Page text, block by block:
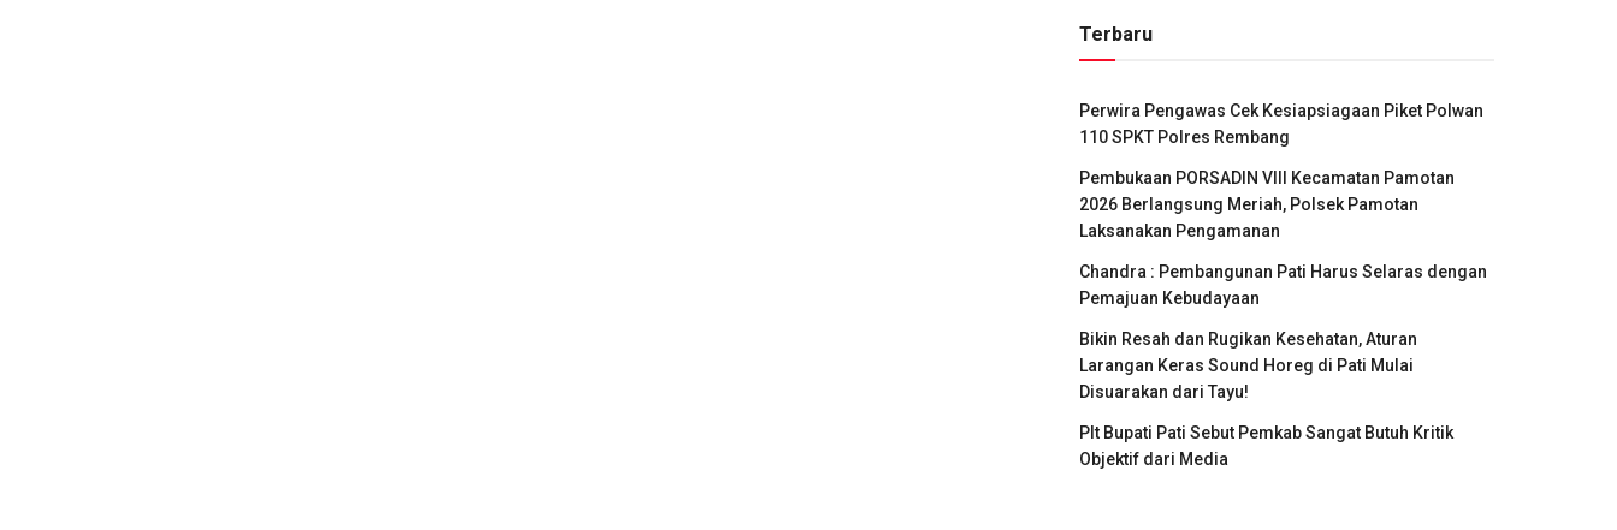
Terbaru
Perwira Pengawas Cek Kesiapsiagaan Piket Polwan
110 SPKT Polres Rembang
Pembukaan PORSADIN VIII Kecamatan Pamotan
2026 Berlangsung Meriah, Polsek Pamotan
Laksanakan Pengamanan
Chandra : Pembangunan Pati Harus Selaras dengan
Pemajuan Kebudayaan
Bikin Resah dan Rugikan Kesehatan, Aturan
Larangan Keras Sound Horeg di Pati Mulai
Disuarakan dari Tayu!
Plt Bupati Pati Sebut Pemkab Sangat Butuh Kritik
Objektif dari Media